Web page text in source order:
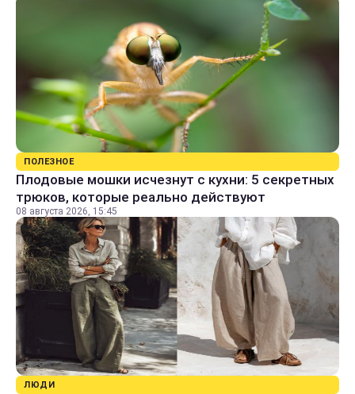
ПОЛЕЗНОЕ
Плодовые мошки исчезнут с кухни: 5 секретных
трюков, которые реально действуют
08 августа 2026, 15:45
ЛЮДИ